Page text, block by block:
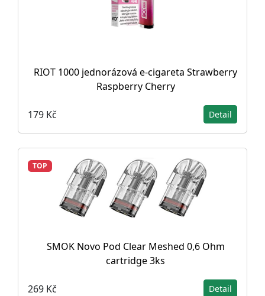
RIOT 1000 jednorázová e-cigareta Strawberry
Raspberry Cherry
179 Kč Detail
TOP
SMOK Novo Pod Clear Meshed 0,6 Ohm
cartridge 3ks
269 Kč Detail